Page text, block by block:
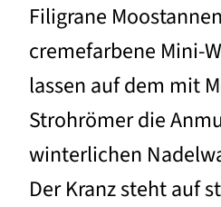
Filigrane
cremefarbene Mini-
lassen auf dem mit
Strohrömer die
winterlichen
Der Kranz steht auf